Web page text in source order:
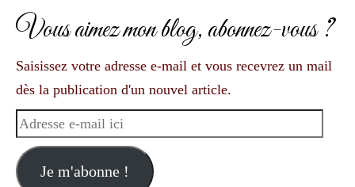
Vous aimez mon blog, abonnez-vous ?
Saisissez votre adresse e-mail et vous recevrez un mail
dès la publication d'un nouvel article.
Adresse
mail Je m'abonne !